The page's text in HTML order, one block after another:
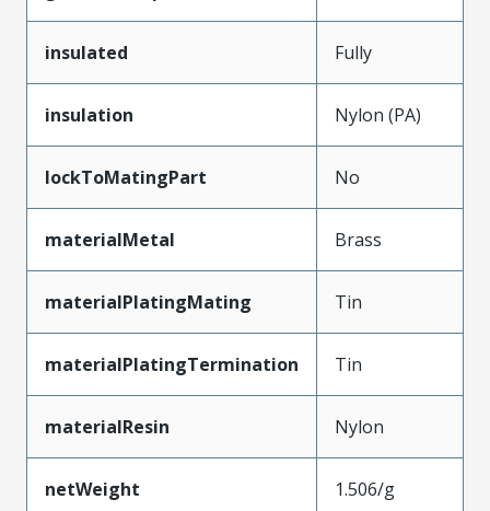
insulated Fully
insulation Nylon (PA)
lockToMatingPart No
materialMetal Brass
materialPlatingMating Tin
materialPlatingTermination Tin
materialResin Nylon
netWeight 1.506/g